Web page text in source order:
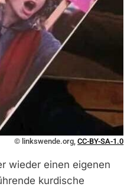
© linkswende.org,CC-BY-SA-1.0
wieder einen eigenen
kurdische